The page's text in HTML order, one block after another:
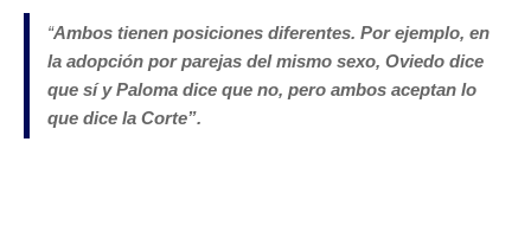
“Ambos tienen posiciones diferentes. Por ejemplo, en
la adopción por parejas del mismo sexo, Oviedo dice
que sí y Paloma dice que no, pero ambos aceptan lo
que dice la Corte”.